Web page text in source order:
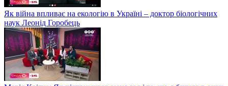
Як війна впливає на екологію в Україні – доктор біологічних
наук Леонід Горобець